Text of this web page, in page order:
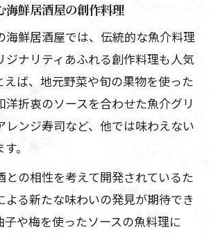
海鮮居酒屋の創作料理
海鮮居酒屋では、伝統的な魚介料理
ジナリティあふれる創作料理も人気
えば、地元野菜や旬の果物を使った
洋折衷のソースを合わせた魚介グリ
レンジ寿司など、他では味わえない
。
との相性を考えて開発されているた
よる新たな味わいの発見が期待でき
子や梅を使ったソースの魚料理に